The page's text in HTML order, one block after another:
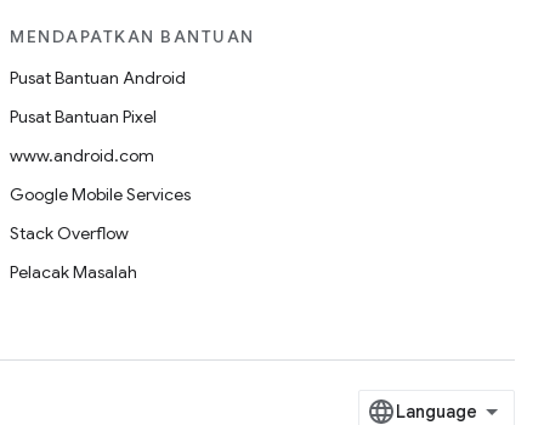
MENDAPATKAN BANTUAN
Pusat Bantuan Android
Pusat Bantuan Pixel
www.android.com
Google Mobile Services
Stack Overflow
Pelacak Masalah